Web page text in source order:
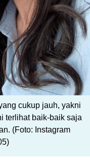
cukup jauh, yakni
terlihat baik-baik saja
(Foto: Instagram